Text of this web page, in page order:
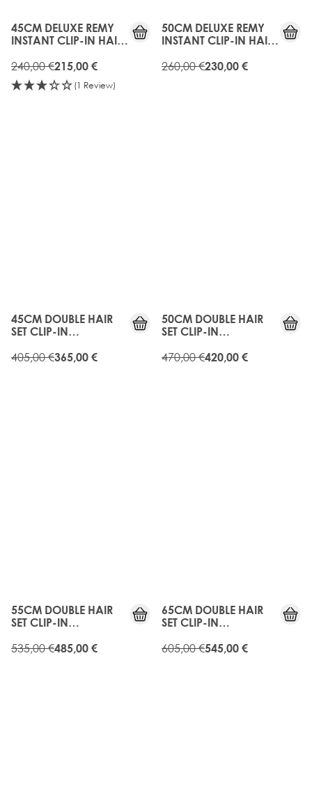
45CM DELUXE REMY
INSTANT CLIP-IN HAIR
MELROSE
240,00 €215,00 €
(1 Review)
50CM DELUXE REMY
INSTANT CLIP-IN HAIR
MELROSE
260,00 €230,00 €
45CM DOUBLE HAIR
SET CLIP-IN
MELROSE
405,00 €365,00 €
50CM DOUBLE HAIR
SET CLIP-IN
MELROSE
470,00 €420,00 €
55CM DOUBLE HAIR
SET CLIP-IN
MELROSE
535,00 €485,00 €
65CM DOUBLE HAIR
SET CLIP-IN
MELROSE
605,00 €545,00 €